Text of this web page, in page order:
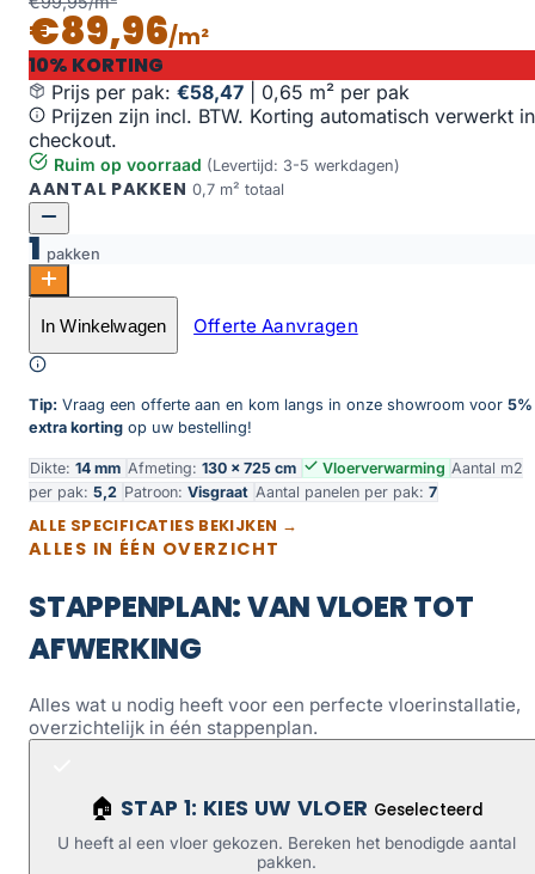
€89,96/m²
10% KORTING
Prijs per pak: €58,47
0,65 m² per pak
Prijzen zijn incl. BTW. Korting automatisch verwerkt in
checkout.
Ruim op voorraad (Levertijd: 3-5 werkdagen)
AANTAL PAKKEN 0,7 m² totaal
1 pakken
Encino visgraat rustiek wit aantal
Toevoegen aan winkelwagen
In Winkelwagen Offerte Aanvragen
Tip: Vraag een offerte aan en kom langs in onze showroom voor 5%
extra korting op uw bestelling!
Dikte: 14 mm Afmeting: 130 × 725 cm Vloerverwarming Aantal m2
per pak: 5,2 Patroon: Visgraat Aantal panelen per pak: 7
ALLE SPECIFICATIES BEKIJKEN →
ALLES IN ÉÉN OVERZICHT
STAPPENPLAN: VAN VLOER TOT
AFWERKING
Alles wat u nodig heeft voor een perfecte vloerinstallatie,
overzichtelijk in één stappenplan.
🏠 STAP 1: KIES UW VLOER Geselecteerd
U heeft al een vloer gekozen. Bereken het benodigde aantal
pakken.